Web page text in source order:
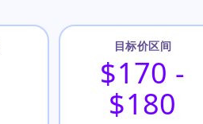
目标价区间
$170 -
$180